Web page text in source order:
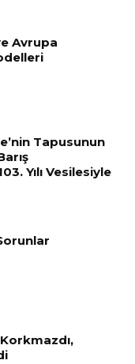
Avrupa
Tapusunun
Yılı Vesilesiyle